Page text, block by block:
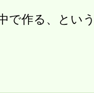
で作る、とい